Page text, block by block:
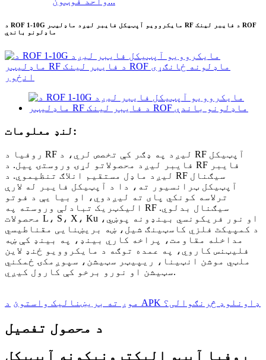
د ROF 1-10G مایکروویو آپټیکل فایبر لیږد ماډلیټر RF د فایبر لینک ROF
ماډلونو باندې
لنډ معلومات:
روفیا د RF لیږد په ډګر کې تخصص لري، د RF آپټیکل
فایبر لیږد محصولاتو لړۍ وروستۍ پیل. د RF فایبر
لیږد ماډل مستقیم انلاګ تنظیموي. د RF سیګنال
آپټیکل ټرانسیور ته، دا د آپټیکل فایبر له لارې
ترلاسه کونکي پای ته لیږدوي، او بیا یې د فوتو
الیکټریک تبادلې وروسته په RF سیګنال بدلوي.
محصولات L، S، X، Ku او نور فریکونسي بینډونه پوښي،
د کمپیکٹ فلزي کاسټینګ شیل، ښه بریښنایی مقناطیسي
مداخله مقاومت، پراخه کاري بینډ، په بینډ کې ښه
فلیټنس کاروي، په عمده توګه د مایکروویو ځنډ لاین
ملټي موشن انټینا، ریپیټر سټیشن، سپوږمکۍ ځمکني
سټیشن او نورو برخو کې کارول کیږي.
موږ ته بریښنالیک واستوئ د APK ډاونلوډ څرنګوالی؟
د محصول تفصیل
روفیا آپټو الیکترونیکونه آپټیکل